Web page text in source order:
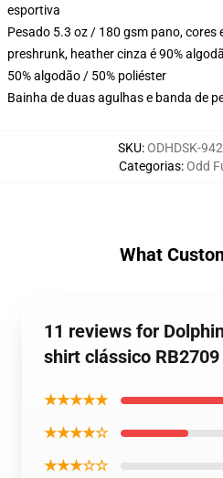
esportiva
Pesado 5.3 oz / 180 gsm pano, cores
preshrunk, heather cinza é 90%
50% algodão / 50% poliéster
Bainha de duas agulhas e banda de
SKU:ODHDSK-
Categorias:Odd
What
11 reviews for
shirt clássico RB2709
★★★★★
★★★★☆
★★★☆☆